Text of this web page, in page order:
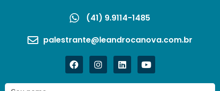
(41) 9.9114-1485
palestrante@leandrocanova.com.br